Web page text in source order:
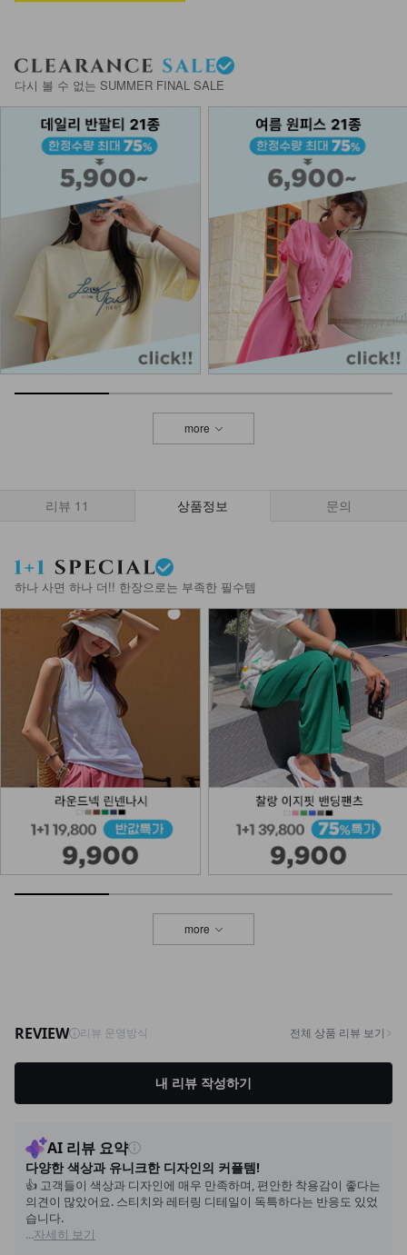
NKA62-BS-11/아망드 라탄 숄더백
21,900
NK02-A-10/슬림브이 목걸이_DY
9,900
DM23-AC-10/클립 체인 팔찌
12,900
NKA52-AI-1/모던 라인 포인트 반지
1,000
다시 볼 수 없는 SUMMER FINAL SALE
more
리뷰 11 상품정보 문의
하나 사면 하나 더!! 한장으로는 부족한 필수템
more